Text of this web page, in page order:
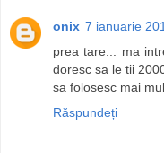
onix 7 ianuarie
prea tare... ma
doresc sa le tii
sa folosesc mai
Răspundeți